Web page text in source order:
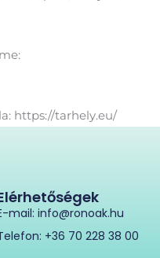
https://tarhely.eu/
mail: info@ronoak.hu
+36 70 228 38 00